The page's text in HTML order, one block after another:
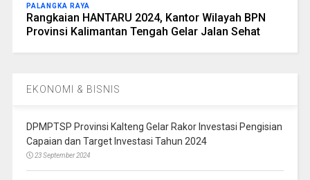
PALANGKA RAYA
Rangkaian HANTARU 2024, Kantor Wilayah BPN
Provinsi Kalimantan Tengah Gelar Jalan Sehat
EKONOMI & BISNIS
DPMPTSP Provinsi Kalteng Gelar Rakor Investasi Pengisian
Capaian dan Target Investasi Tahun 2024
23 September 2024